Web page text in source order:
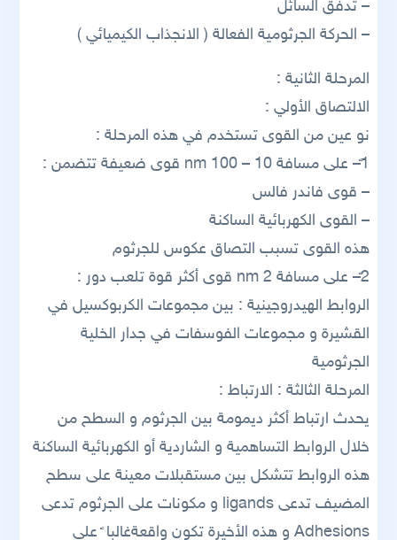
– تدفق السائل
– الحركة الجرثومية الفعالة ( الانجذاب الكيميائي )
المرحلة الثانية :
الالتصاق الأولي :
نو عين من القوى تستخدم في هذه المرحلة :
1ً– على مسافة 10 – 100 nm قوى ضعيفة تتضمن :
– قوى فاندر فالس
– القوى الكهربائية الساكنة
هذه القوى تسبب التصاق عكوس للجرثوم
2ً– على مسافة 2 nm قوى أكثر قوة تلعب دور :
الروابط الهيدروجينية : بين مجموعات الكربوكسيل في
القشيرة و مجموعات الفوسفات في جدار الخلية
الجرثومية
المرحلة الثالثة : الارتباط :
يحدث ارتباط أكثر ديمومة بين الجرثوم و السطح من
خلال الروابط التساهمية و الشاردية أو الكهربائية الساكنة
هذه الروابط تتشكل بين مستقبلات معينة على سطح
المضيف تدعى ligands و مكونات على الجرثوم تدعى
Adhesions و هذه الأخيرة تكون واقعةغالبا ً على